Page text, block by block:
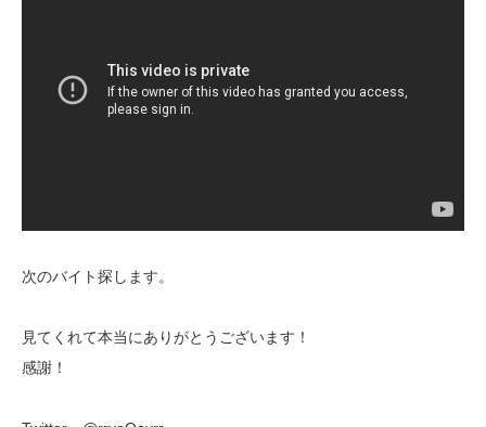
次のバイト探します。
見てくれて本当にありがとうございます！
感謝！